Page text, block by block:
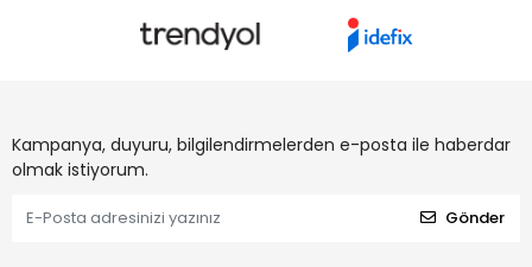
Kampanya, duyuru, bilgilendirmelerden e-posta ile haberdar
olmak istiyorum.
Gönder